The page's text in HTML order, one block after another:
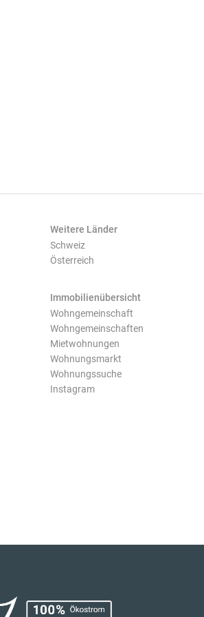
Weitere Länder
Schweiz
Österreich
Immobilienübersicht
Wohngemeinschaft
Wohngemeinschaften
Mietwohnungen
Wohnungsmarkt
Wohnungssuche
Instagram